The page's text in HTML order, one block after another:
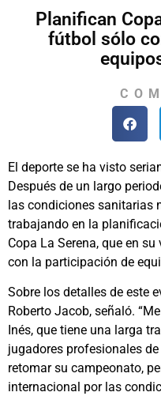
Planifican
fútbol sólo
El deporte se ha visto
Después de un largo
las condiciones sanitarias
trabajando en la
Copa La Serena, que en
con la participación de
Sobre los detalles de este
Roberto Jacob, señaló.
Inés, que tiene una larga
jugadores profesionales
retomar su campeonato,
internacional por las